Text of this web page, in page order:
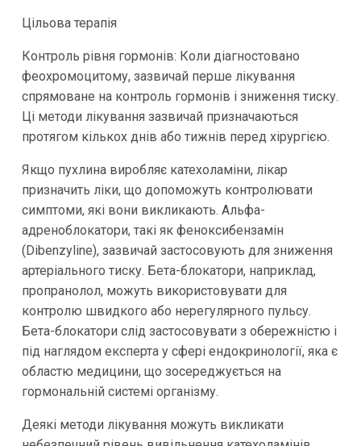
Цільова терапія
Контроль рівня гормонів: Коли діагностовано
феохромоцитому, зазвичай перше лікування
спрямоване на контроль гормонів і зниження тиску.
Ці методи лікування зазвичай призначаються
протягом кількох днів або тижнів перед хірургією.
Якщо пухлина виробляє катехоламіни, лікар
призначить ліки, що допоможуть контролювати
симптоми, які вони викликають. Альфа-
адреноблокатори, такі як феноксибензамін
(Dibenzyline), зазвичай застосовують для зниження
артеріального тиску. Бета-блокатори, наприклад,
пропранолол, можуть використовувати для
контролю швидкого або нерегулярного пульсу.
Бета-блокатори слід застосовувати з обережністю і
під наглядом експерта у сфері ендокринології, яка є
областю медицини, що зосереджується на
гормональній системі організму.
Деякі методи лікування можуть викликати